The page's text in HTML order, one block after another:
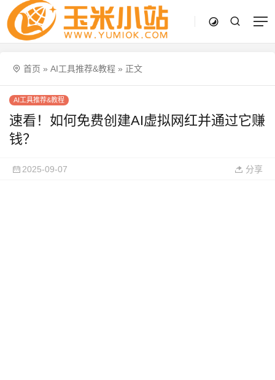
首页 » AI工具推荐&教程 » 正文
AI工具推荐&教程
速看！如何免费创建AI虚拟网红并通过它赚
钱？
2025-09-07 分享